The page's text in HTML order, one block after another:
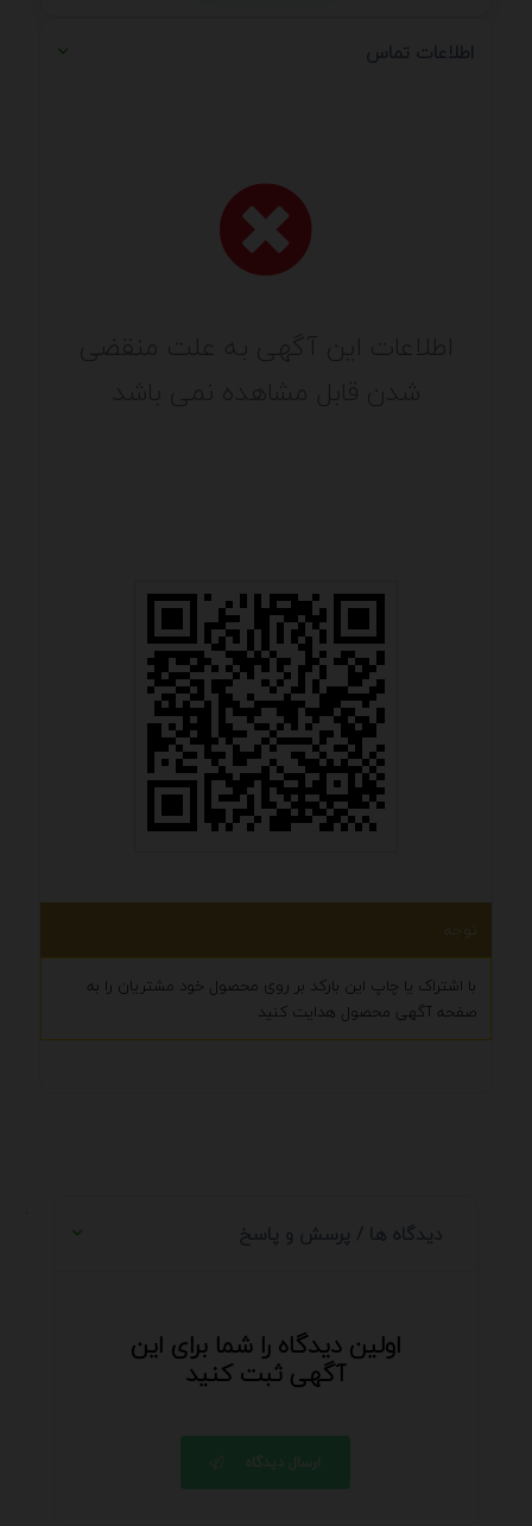
اطلاعات تماس
توجه
با اشتراک یا چاپ این بارکد بر روی محصول خود مشتریان را به
صفحه آگهی محصول هدایت کنید
دیدگاه ها / پرسش و پاسخ
اولین دیدگاه را شما برای این
آگهی ثبت کنید
ارسال دیدگاه
.